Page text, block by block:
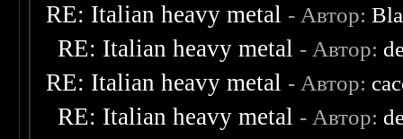
RE: Italian heavy metal - Автор:
RE: Italian heavy metal - Автор:
RE: Italian heavy metal - Автор:
RE: Italian heavy metal - Автор: